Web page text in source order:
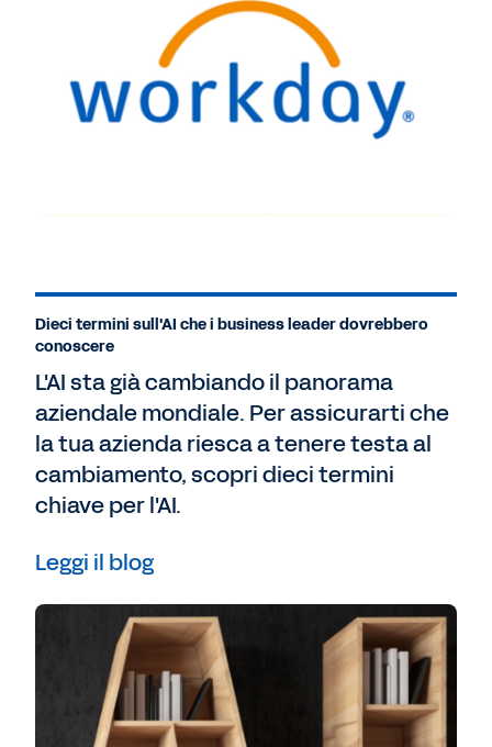
E, soprattutto, il modo in cui AI e ML
verranno implementate nelle aziende deve
essere chiaro.
L'unica cosa che vorrei dire
strategie di gestione dei talenti che
possono introdurre.
Wright:Quindi, AI e ML potrebbero essere la
cosa migliore, o peggiore, che sia mai
capitata alla tua azienda?
Sono Meg Wright, Head of Innovation di FT
Longitude.
E in questo episodio speciale dei podcast
mondo dell'AI e del ML in azienda: cosa
sappiamo oggi, dove pensiamo che ci
potrebbe portare e cosa dobbiamo ancora
scoprire.
Dieci termini sull'AI che i business leader dovrebbero
conoscere
L'AI sta già cambiando il panorama
aziendale mondiale. Per assicurarti che
la tua azienda riesca a tenere testa al
cambiamento, scopri dieci termini
chiave per l'AI.
Leggi il blog